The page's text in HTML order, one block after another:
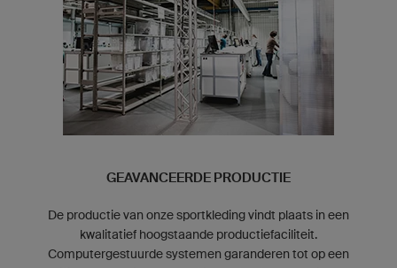
GEAVANCEERDE PRODUCTIE
De productie van onze sportkleding vindt plaats in een
kwalitatief hoogstaande productiefaciliteit.
Computergestuurde systemen garanderen tot op een